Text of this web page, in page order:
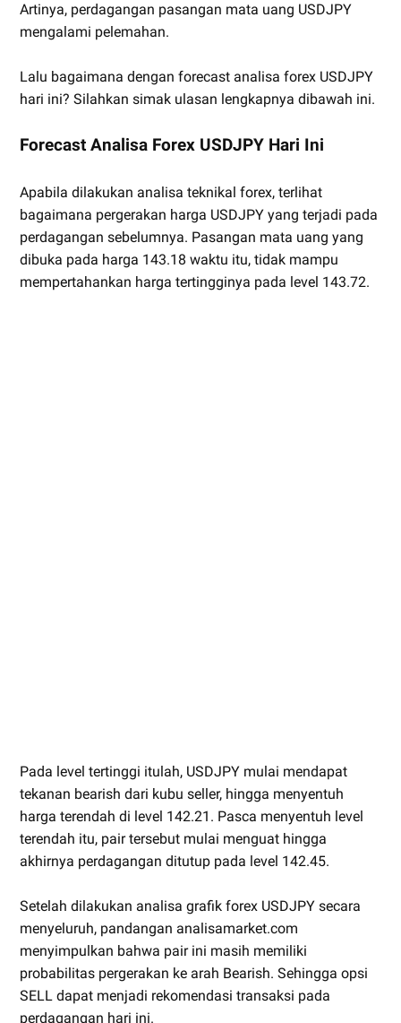
Artinya, perdagangan pasangan mata uang USDJPY
mengalami pelemahan.
Lalu bagaimana dengan forecast analisa forex USDJPY
hari ini? Silahkan simak ulasan lengkapnya dibawah ini.
Forecast Analisa Forex USDJPY Hari Ini
Apabila dilakukan analisa teknikal forex, terlihat
bagaimana pergerakan harga USDJPY yang terjadi pada
perdagangan sebelumnya. Pasangan mata uang yang
dibuka pada harga 143.18 waktu itu, tidak mampu
mempertahankan harga tertingginya pada level 143.72.
Pada level tertinggi itulah, USDJPY mulai mendapat
tekanan bearish dari kubu seller, hingga menyentuh
harga terendah di level 142.21. Pasca menyentuh level
terendah itu, pair tersebut mulai menguat hingga
akhirnya perdagangan ditutup pada level 142.45.
Setelah dilakukan analisa grafik forex USDJPY secara
menyeluruh, pandangan analisamarket.com
menyimpulkan bahwa pair ini masih memiliki
probabilitas pergerakan ke arah Bearish. Sehingga opsi
SELL dapat menjadi rekomendasi transaksi pada
perdagangan hari ini.